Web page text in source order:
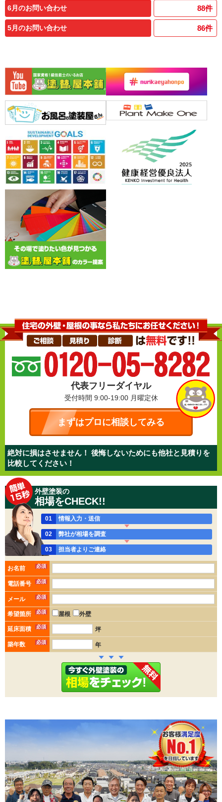
6月のお問い合わせ 88件
5月のお問い合わせ 86件
代表フリーダイヤル
受付時間 9:00-19:00 月曜定休
まずはプロに相談してみる
絶対に損はさせません！ 後悔しないためにも他社と見積りを
比較してください！
外壁塗装の
相場をCHECK!!
01 情報入力・送信
02 弊社が相場を調査
03 担当者よりご連絡
お名前 必須
電話番号 必須
メール 必須
希望箇所 必須 屋根 外壁
延床面積 必須 坪
築年数 必須 年